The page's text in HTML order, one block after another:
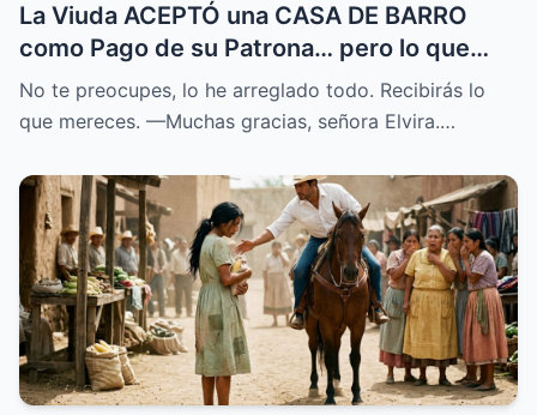
La Viuda ACEPTÓ una CASA DE BARRO
como Pago de su Patrona… pero lo que
ENCONTRÓ lo CAMBIO TODO
No te preocupes, lo he arreglado todo. Recibirás lo
que mereces. —Muchas gracias, señora Elvira.…